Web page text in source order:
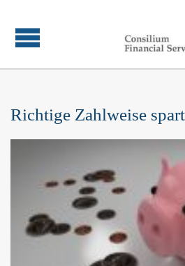
Richtige Zahlweise